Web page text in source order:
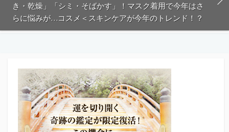
き・乾燥」「シミ・そばかす」！マスク着用で今年はさ
らに悩みが…コスメ＜スキンケアが今年のトレンド！？